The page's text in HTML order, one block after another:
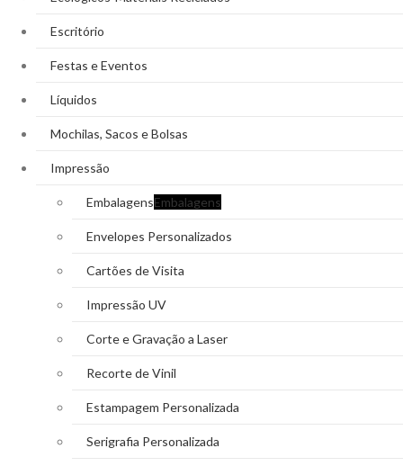
Escritório
Festas e Eventos
Líquidos
Mochilas, Sacos e Bolsas
Impressão
EmbalagensEmbalagens
Envelopes Personalizados
Cartões de Visita
Impressão UV
Corte e Gravação a Laser
Recorte de Vinil
Estampagem Personalizada
Serigrafia Personalizada